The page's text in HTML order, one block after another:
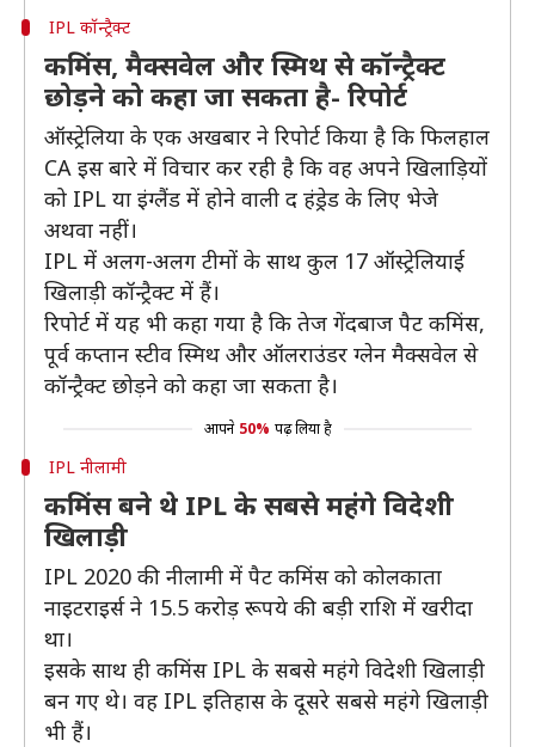
IPL कॉन्ट्रैक्ट
कमिंस, मैक्सवेल और स्मिथ से कॉन्ट्रैक्ट
छोड़ने को कहा जा सकता है- रिपोर्ट
ऑस्ट्रेलिया के एक अखबार ने रिपोर्ट किया है कि फिलहाल
CA इस बारे में विचार कर रही है कि वह अपने खिलाड़ियों
को IPL या इंग्लैंड में होने वाली द हंड्रेड के लिए भेजे
अथवा नहीं।
IPL में अलग-अलग टीमों के साथ कुल 17 ऑस्ट्रेलियाई
खिलाड़ी कॉन्ट्रैक्ट में हैं।
रिपोर्ट में यह भी कहा गया है कि तेज गेंदबाज पैट कमिंस,
पूर्व कप्तान स्टीव स्मिथ और ऑलराउंडर ग्लेन मैक्सवेल से
कॉन्ट्रैक्ट छोड़ने को कहा जा सकता है।
आपने 50% पढ़ लिया है
IPL नीलामी
कमिंस बने थे IPL के सबसे महंगे विदेशी
खिलाड़ी
IPL 2020 की नीलामी में पैट कमिंस को कोलकाता
नाइटराइर्स ने 15.5 करोड़ रूपये की बड़ी राशि में खरीदा
था।
इसके साथ ही कमिंस IPL के सबसे महंगे विदेशी खिलाड़ी
बन गए थे। वह IPL इतिहास के दूसरे सबसे महंगे खिलाड़ी
भी हैं।